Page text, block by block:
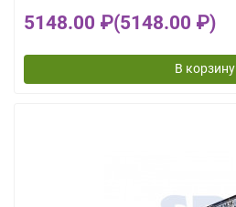
5148.00 ₽(5148.00 ₽)
В корзину